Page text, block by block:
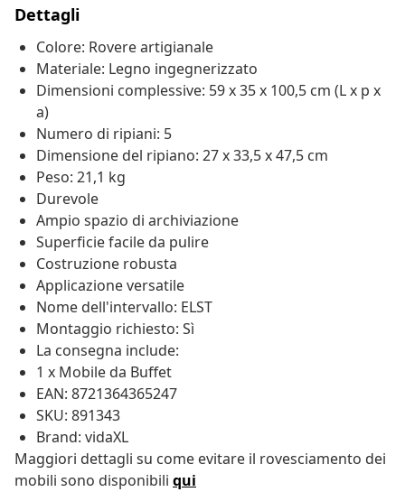
Dettagli
Colore: Rovere artigianale
Materiale: Legno ingegnerizzato
Dimensioni complessive: 59 x 35 x 100,5 cm (L x p x
a)
Numero di ripiani: 5
Dimensione del ripiano: 27 x 33,5 x 47,5 cm
Peso: 21,1 kg
Durevole
Ampio spazio di archiviazione
Superficie facile da pulire
Costruzione robusta
Applicazione versatile
Nome dell'intervallo: ELST
Montaggio richiesto: Sì
La consegna include:
1 x Mobile da Buffet
EAN: 8721364365247
SKU: 891343
Brand: vidaXL
Maggiori dettagli su come evitare il rovesciamento dei
mobili sono disponibili qui